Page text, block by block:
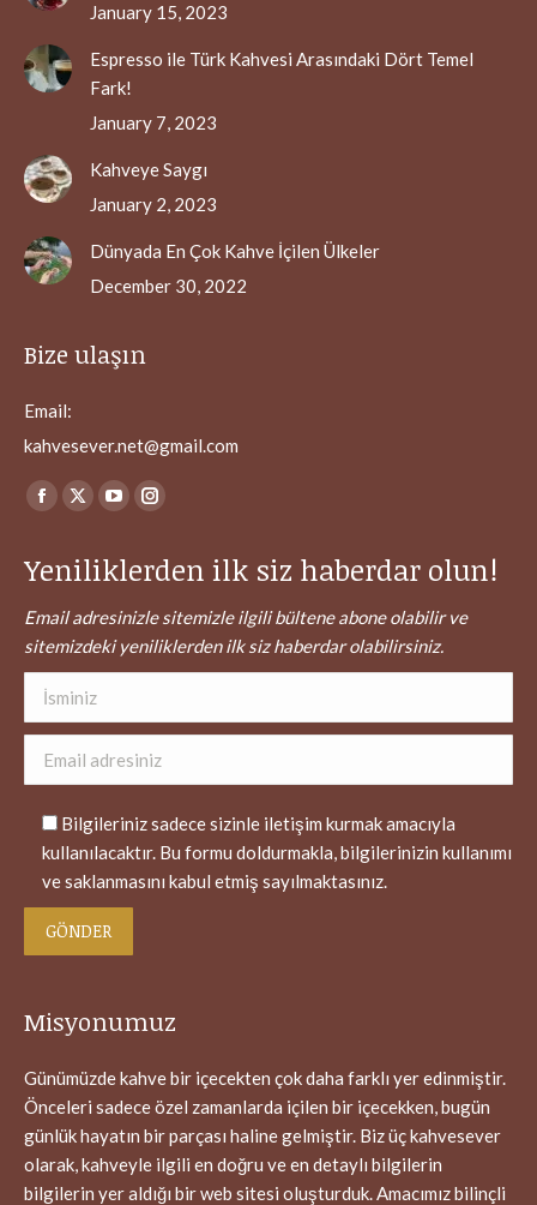
January 15, 2023
Espresso ile Türk Kahvesi Arasındaki Dört Temel
Fark!
January 7, 2023
Kahveye Saygı
January 2, 2023
Dünyada En Çok Kahve İçilen Ülkeler
December 30, 2022
Bize ulaşın
Email:
kahvesever.net@gmail.com
Find us on:
Facebook
opens
X
opens
YouTube
opens
Instagram
opens
Yeniliklerden ilk siz haberdar olun!
Email adresinizle sitemizle ilgili bültene abone olabilir ve
sitemizdeki yeniliklerden ilk siz haberdar olabilirsiniz.
Bilgileriniz sadece sizinle iletişim kurmak amacıyla
kullanılacaktır. Bu formu doldurmakla, bilgilerinizin kullanımı
ve saklanmasını kabul etmiş sayılmaktasınız.
Misyonumuz
Günümüzde kahve bir içecekten çok daha farklı yer edinmiştir.
Önceleri sadece özel zamanlarda içilen bir içecekken, bugün
günlük hayatın bir parçası haline gelmiştir. Biz üç kahvesever
olarak, kahveyle ilgili en doğru ve en detaylı bilgilerin
bilgilerin yer aldığı bir web sitesi oluşturduk. Amacımız bilinçli